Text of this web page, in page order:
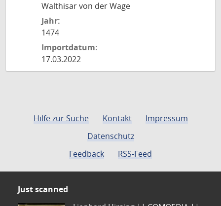
Walthisar von der Wage
Jahr:
1474
Importdatum:
17.03.2022
Hilfe zur Suche Kontakt
Impressum
Datenschutz
Feedback
RSS-Feed
Just scanned